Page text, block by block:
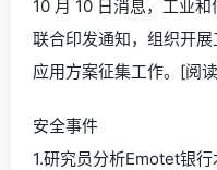
10 月 10 日消息，工业
联合印发通知，组织开
应用方案征集工作。[阅
安全事件
1.研究员分析Emotet银